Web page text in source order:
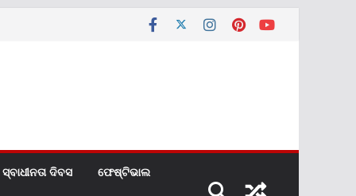
ସ୍ବାଧୀନତା ଦିବସ ଫେଷ୍ଟିଭାଲ